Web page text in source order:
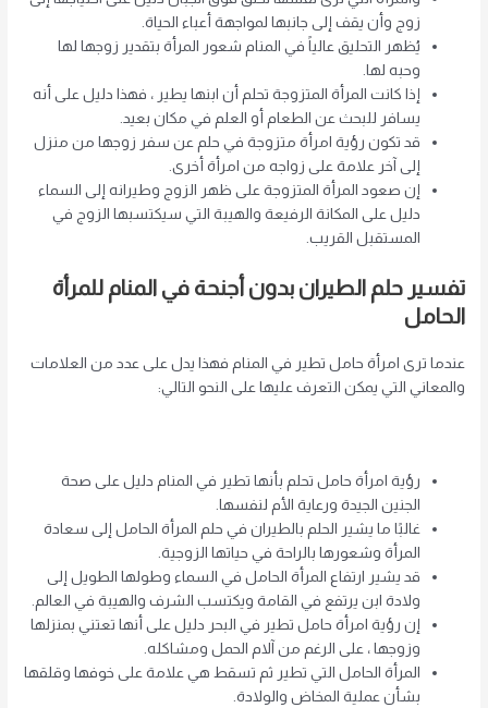
زوج وأن يقف إلى جانبها لمواجهة أعباء الحياة.
يُظهر التحليق عالياً في المنام شعور المرأة بتقدير زوجها لها
وحبه لها.
إذا كانت المرأة المتزوجة تحلم أن ابنها يطير ، فهذا دليل على أنه
يسافر للبحث عن الطعام أو العلم في مكان بعيد.
قد تكون رؤية امرأة متزوجة في حلم عن سفر زوجها من منزل
إلى آخر علامة على زواجه من امرأة أخرى.
إن صعود المرأة المتزوجة على ظهر الزوج وطيرانه إلى السماء
دليل على المكانة الرفيعة والهيبة التي سيكتسبها الزوج في
المستقبل القريب.
تفسير حلم الطيران بدون أجنحة في المنام للمرأة
الحامل
عندما ترى امرأة حامل تطير في المنام فهذا يدل على عدد من العلامات
والمعاني التي يمكن التعرف عليها على النحو التالي:
رؤية امرأة حامل تحلم بأنها تطير في المنام دليل على صحة
الجنين الجيدة ورعاية الأم لنفسها.
غالبًا ما يشير الحلم بالطيران في حلم المرأة الحامل إلى سعادة
المرأة وشعورها بالراحة في حياتها الزوجية.
قد يشير ارتفاع المرأة الحامل في السماء وطولها الطويل إلى
ولادة ابن يرتفع في القامة ويكتسب الشرف والهيبة في العالم.
إن رؤية امرأة حامل تطير في البحر دليل على أنها تعتني بمنزلها
وزوجها ، على الرغم من آلام الحمل ومشاكله.
المرأة الحامل التي تطير ثم تسقط هي علامة على خوفها وقلقها
بشأن عملية المخاض والولادة.